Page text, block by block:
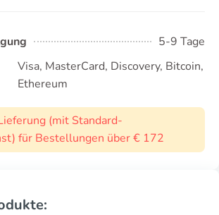
5-9 Tage
Visa, MasterCard, Discovery, Bitcoin,
Ethereum
(mit Standard-
für Bestellungen über € 172